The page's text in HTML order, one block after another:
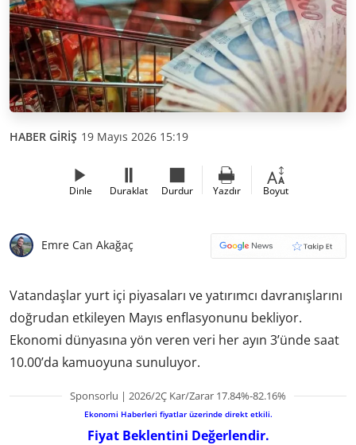
HABER GİRİŞ 19 Mayıs 2026 15:19
Dinle Duraklat Durdur Yazdır Boyut
Emre Can Akağaç
Vatandaşlar yurt içi piyasaları ve yatırımcı davranışlarını
doğrudan etkileyen Mayıs enflasyonunu bekliyor.
Ekonomi dünyasına yön veren veri her ayın 3’ünde saat
10.00’da kamuoyuna sunuluyor.
Sponsorlu | 2026/2Ç Kar/Zarar 17.84%-82.16%
Ekonomi Haberleri fiyatlar üzerinde direkt etkili.
Fiyat Beklentini Değerlendir.